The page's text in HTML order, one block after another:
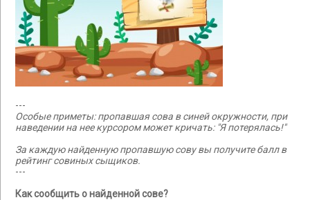
---
Особые приметы: пропавшая сова в синей окружности, при
наведении на нее курсором может кричать: "Я потерялась!"
За каждую найденную пропавшую сову вы получите балл в
рейтинг совиных сыщиков.
---
Как сообщить о найденной сове?